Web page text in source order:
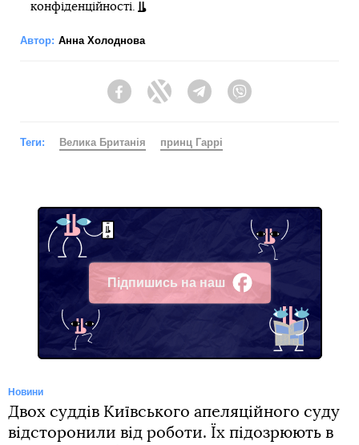
конфіденційності.
Автор: Анна Холоднова
FacebookTwitter Telegram
Теги: Велика Британія принц Гаррі
Підпишись на наш
Facebook
Новини
Двох суддів Київського апеляційного суду
відсторонили від роботи. Їх підозрюють в